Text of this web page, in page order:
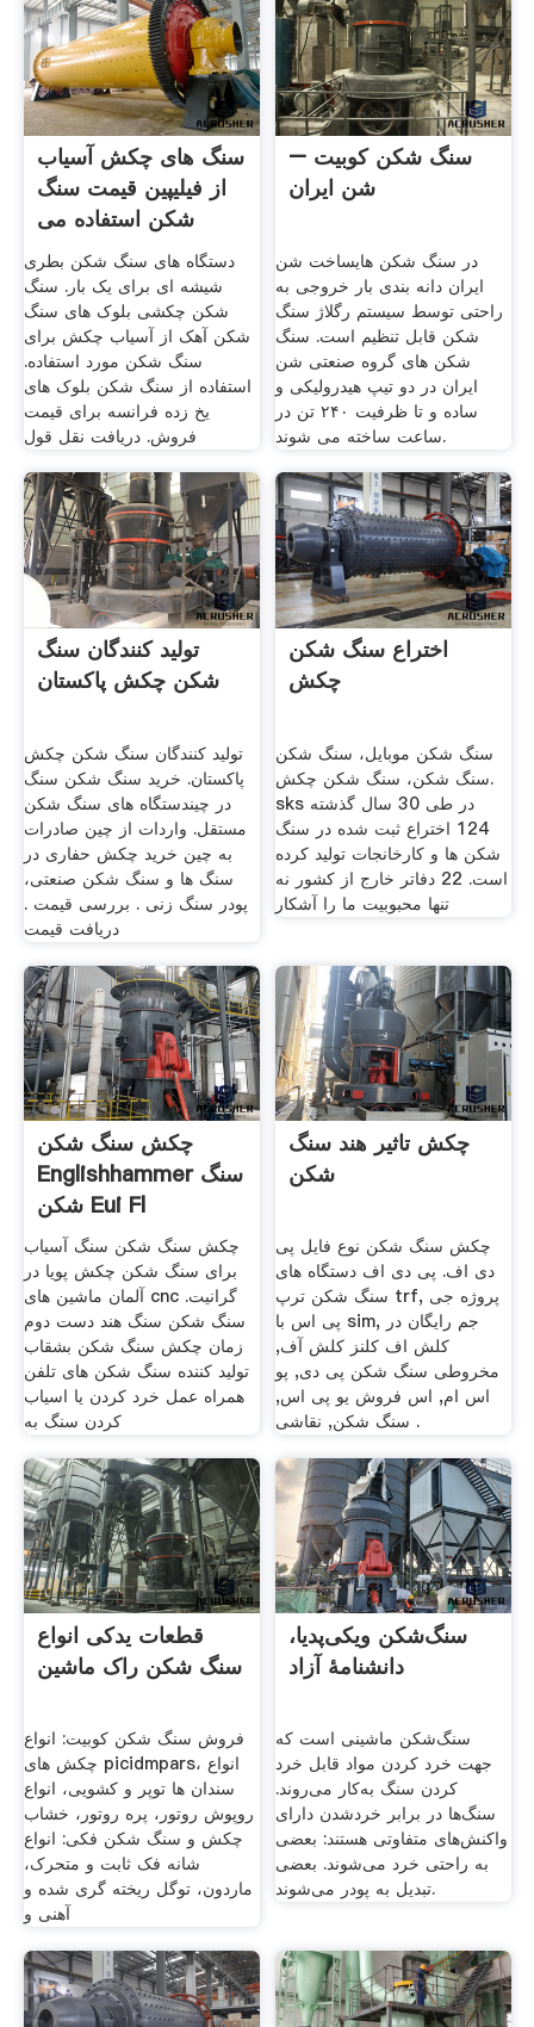
سنگ های چکش آسیاب
از فیلیپین قیمت سنگ
شکن استفاده می
کردند
دستگاه های سنگ شکن بطری
شیشه ای برای یک بار. سنگ
شکن چکشی بلوک های سنگ
شکن آهک از آسیاب چکش برای
سنگ شکن مورد استفاده.
استفاده از سنگ شکن بلوک های
یخ زده فرانسه برای قیمت
فروش. دریافت نقل قول
سنگ شکن کوبیت –
شن ایران
در سنگ شکن هایساخت شن
ایران دانه بندی بار خروجی به
راحتی توسط سیستم رگلاژ سنگ
شکن قابل تنظیم است. سنگ
شکن های گروه صنعتی شن
ایران در دو تیپ هیدرولیکی و
ساده و تا ظرفیت ۲۴۰ تن در
ساعت ساخته می شوند.
تولید کنندگان سنگ
شکن چکش پاکستان
تولید کنندگان سنگ شکن چکش
پاکستان. خرید سنگ شکن سنگ
در چیندستگاه های سنگ شکن
مستقل. واردات از چین صادرات
به چین خرید چکش حفاری در
سنگ ها و سنگ شکن صنعتی،
پودر سنگ زنی . بررسی قیمت .
دریافت قیمت
اختراع سنگ شکن
چکش
سنگ شکن موبایل، سنگ شکن
سنگ شکن، سنگ شکن چکش.
sks در طی 30 سال گذشته
124 اختراع ثبت شده در سنگ
شکن ها و کارخانجات تولید کرده
است. 22 دفاتر خارج از کشور نه
تنها محبوبیت ما را آشکار
چکش سنگ شکن
Englishhammer سنگ
شکن Eui Fl
چکش سنگ شکن سنگ آسیاب
برای سنگ شکن چکش پویا در
آلمان ماشین های cnc گرانیت.
سنگ شکن سنگ هند دست دوم
زمان چکش سنگ شکن بشقاب
تولید کننده سنگ شکن های تلفن
همراه عمل خرد کردن یا اسیاب
کردن سنگ به
چکش تاثیر هند سنگ
شکن
چکش سنگ شکن نوع فایل پی
دی اف. پی دی اف دستگاه های
سنگ شکن ترپ trf, پروژه جی
پی اس با sim, جم رایگان در
کلش اف کلنز کلش آف,
مخروطی سنگ شکن پی دی, پو
اس ام, اس فروش یو پی اس,
سنگ شکن, نقاشی .
قطعات یدکی انواع
سنگ شکن راک ماشین
فروش سنگ شکن کوبیت: انواع
چکش های picidmpars، انواع
سندان ها توپر و کشویی، انواع
روپوش روتور، پره روتور، خشاب
چکش و سنگ شکن فکی: انواع
شانه فک ثابت و متحرک،
ماردون، توگل ریخته گری شده و
آهنی و
سنگ‌شکن ویکی‌پدیا،
دانشنامهٔ آزاد
سنگ‌شکن ماشینی است که
جهت خرد کردن مواد قابل خرد
کردن سنگ به‌کار می‌روند.
سنگ‌ها در برابر خردشدن دارای
واکنش‌های متفاوتی هستند: بعضی
به راحتی خرد می‌شوند. بعضی
تبدیل به پودر می‌شوند.